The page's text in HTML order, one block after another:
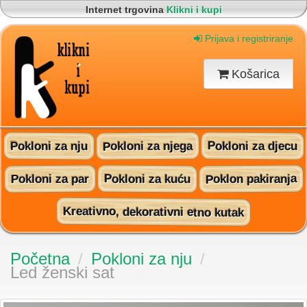
Internet trgovina Klikni i kupi
Korisnički servis095 815 60 16
Brza i sigurna dostava na vašu adresu
Pronađite nas na Facebooku!
Pokloni za nju Pokloni za njega Pokloni za djecu
Pokloni za par Pokloni za kuću Poklon pakiranja
Kreativno, dekorativni etno kutak
Početna / Pokloni za nju /
Led ženski sat
Prijava i registriranje
Košarica